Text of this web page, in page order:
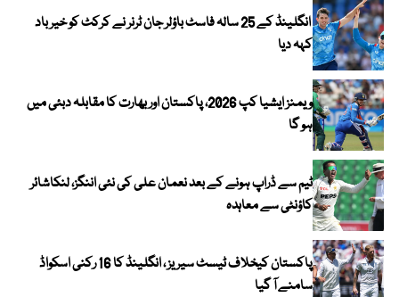
انگلینڈ کے 25 سالہ فاسٹ باؤلر جان ٹرنر نے کرکٹ کو خیر باد
کہہ دیا
ویمنز ایشیا کپ 2026، پاکستان اور بھارت کا مقابلہ دبئی میں
ہو گا
ٹیم سے ڈراپ ہونے کے بعد نعمان علی کی نئی اننگز، لنکاشائر
کاؤنٹی سے معاہدہ
پاکستان کیخلاف ٹیسٹ سیریز ، انگلینڈ کا 16 رکنی اسکواڈ
سامنے آ گیا